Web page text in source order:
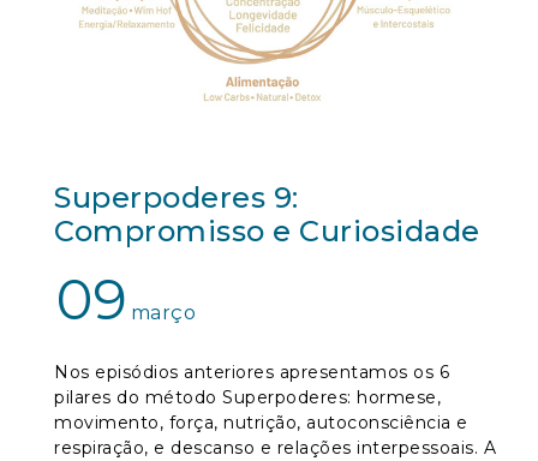
Superpoderes 9:
Compromisso e Curiosidade
09março
Nos episódios anteriores apresentamos os 6
pilares do método Superpoderes: hormese,
movimento, força, nutrição, autoconsciência e
respiração, e descanso e relações interpessoais. A